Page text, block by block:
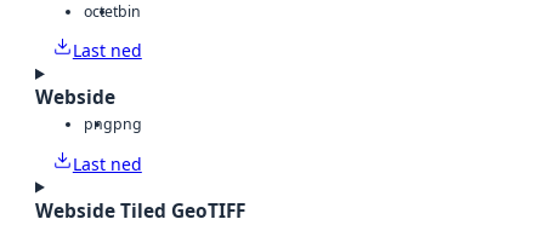
octetbin
Last ned
Webside
pngpng
Last ned
Webside Tiled GeoTIFF